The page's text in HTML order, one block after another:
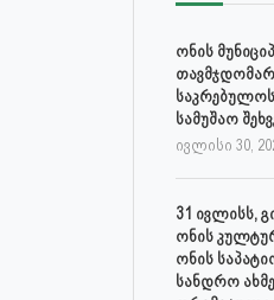
ონის
სამუშაო
ივლისი 30,
31 ივლისს,
ონის
ონის
სანდრო